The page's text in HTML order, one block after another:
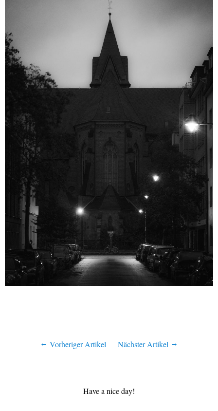
Vorheriger Artikel Nächster Artikel
Have a nice day!